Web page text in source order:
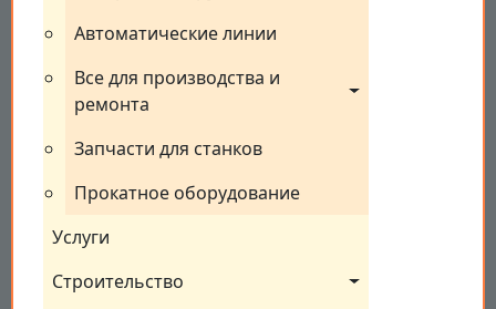
Автоматические линии
Все для производства и
ремонта
Запчасти для станков
Прокатное оборудование
Услуги
Строительство